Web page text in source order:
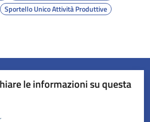
Sportello Unico Attività Produttive
le informazioni su questa
pagina